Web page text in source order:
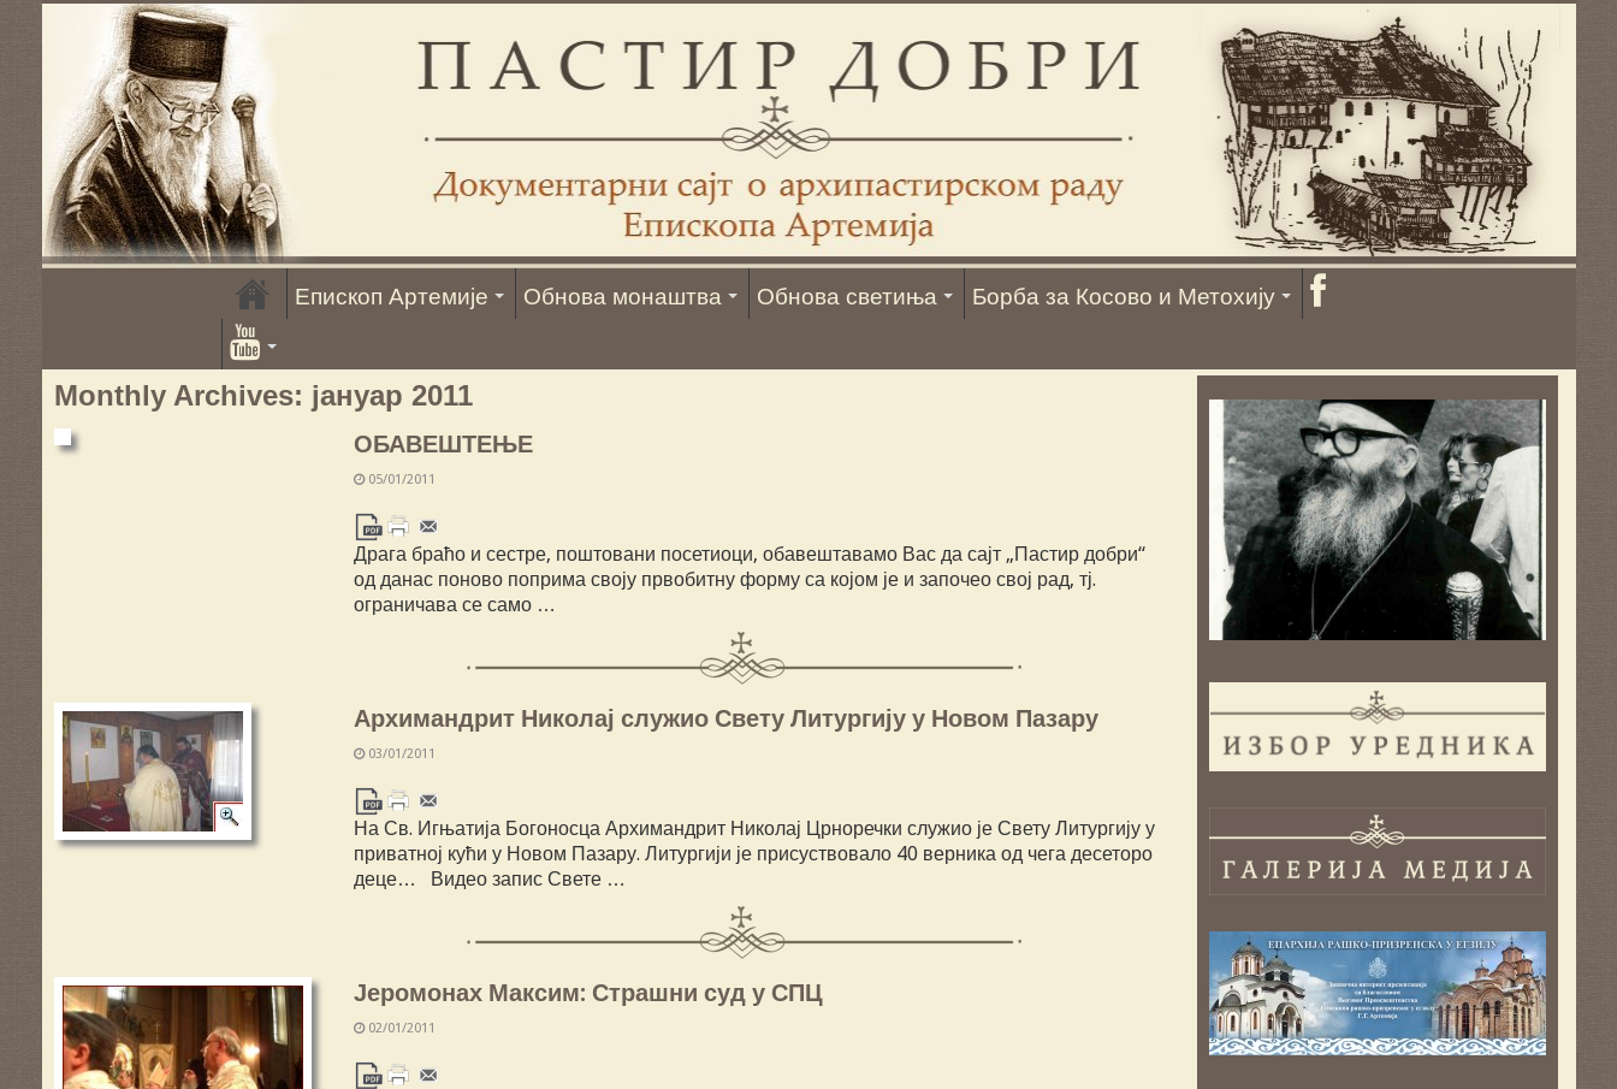
Епископ Артемије Обнова монаштва Обнова светиња Борба за Косово и Метохију
Monthly Archives: јануар 2011
ОБАВЕШТЕЊЕ
05/01/2011
Драга браћо и сестре, поштовани посетиоци, обавештавамо Вас да сајт „Пастир добри“
од данас поново поприма своју првобитну форму са којом је и започео свој рад, тј.
ограничава се само …
Архимандрит Николај служио Свету Литургију у Новом Пазару
03/01/2011
На Св. Игњатија Богоносца Архимандрит Николај Црноречки служио је Свету Литургију у
приватној кући у Новом Пазару. Литургији је присуствовало 40 верника од чега десеторо
деце… Видео запис Свете …
Јеромонах Максим: Страшни суд у СПЦ
02/01/2011